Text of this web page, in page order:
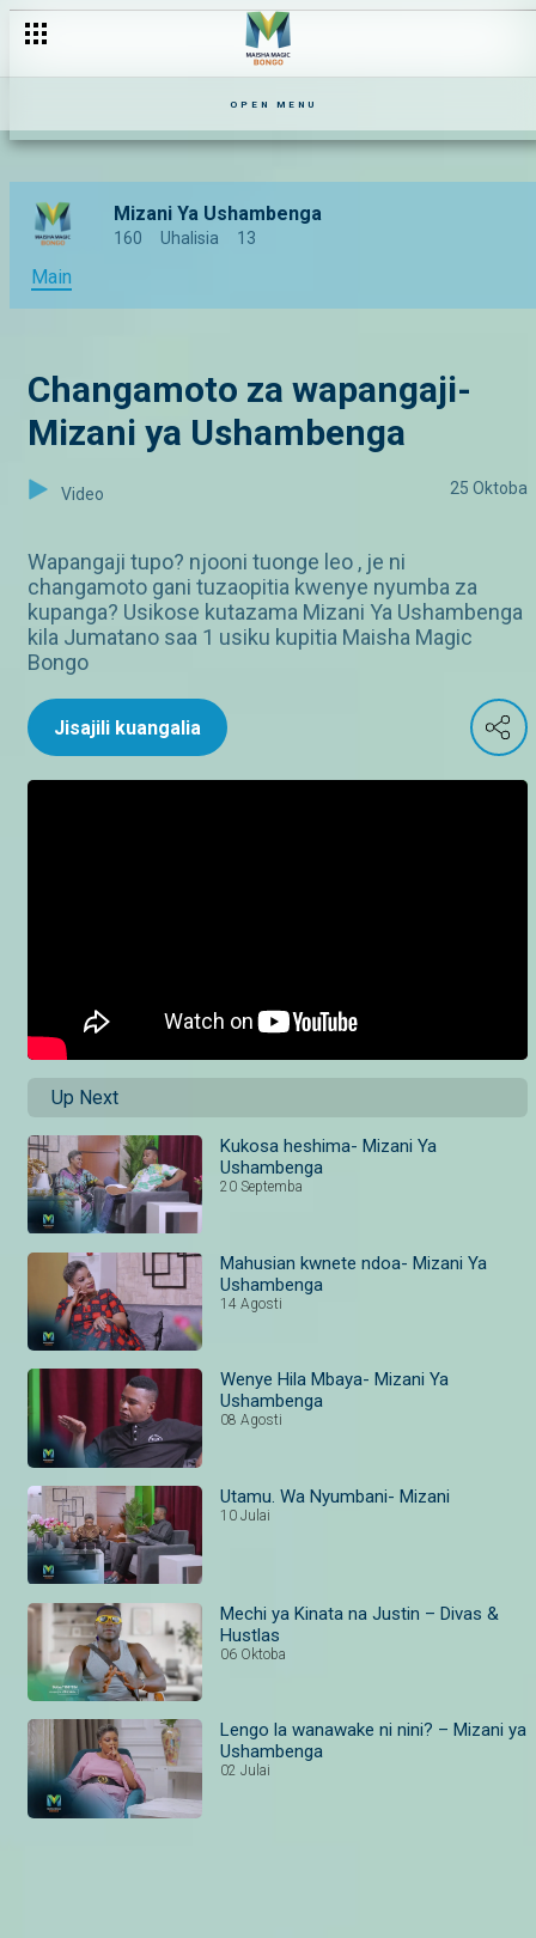
OPEN MENU
Mizani Ya Ushambenga
160 Uhalisia 13
Main
Changamoto za wapangaji-
Mizani ya Ushambenga
Video 25 Oktoba
Wapangaji tupo? njooni tuonge leo , je ni
changamoto gani tuzaopitia kwenye nyumba za
kupanga? Usikose kutazama Mizani Ya Ushambenga
kila Jumatano saa 1 usiku kupitia Maisha Magic
Bongo
Jisajili kuangalia
Up Next
Kukosa heshima- Mizani Ya
Ushambenga
20 Septemba
Mahusian kwnete ndoa- Mizani Ya
Ushambenga
14 Agosti
Wenye Hila Mbaya- Mizani Ya
Ushambenga
08 Agosti
Utamu. Wa Nyumbani- Mizani
10 Julai
Mechi ya Kinata na Justin – Divas &
Hustlas
06 Oktoba
Lengo la wanawake ni nini? – Mizani ya
Ushambenga
02 Julai
Bahati ipo popote- Harusi Yetu